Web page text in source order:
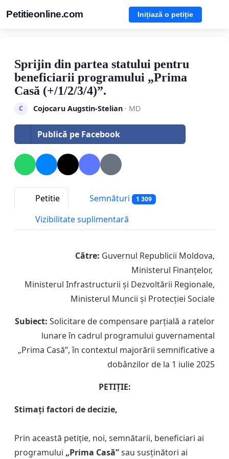
Petitieonline.com Inițiază o petiție
Sprijin din partea statului pentru
beneficiarii programului „Prima
Casă (+/1/2/3/4)”.
C Cojocaru Augstin-Stelian· MD
Publică pe Facebook
Petitie Semnături 1 309
Vizibilitate suplimentară
Către: Guvernul Republicii Moldova,
Ministerul Finanțelor,
Ministerul Infrastructurii și Dezvoltării Regionale,
Ministerul Muncii și Protecției Sociale
Subiect: Solicitare de compensare parțială a ratelor
lunare în cadrul programului guvernamental
„Prima Casă”, în contextul majorării semnificative a
dobânzilor de la 1 iulie 2025
PETIȚIE:
Stimați factori de decizie,
Prin această petiție, noi, semnătarii, beneficiari ai
programului „Prima Casă”sau susținători ai